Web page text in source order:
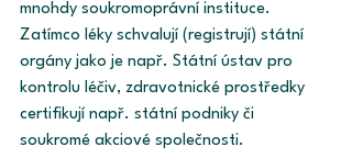
mnohdy soukromoprávní instituce.
Zatímco léky schvalují (registrují) státní
orgány jako je např. Státní ústav pro
kontrolu léčiv, zdravotnické prostředky
certifikují např. státní podniky či
soukromé akciové společnosti.